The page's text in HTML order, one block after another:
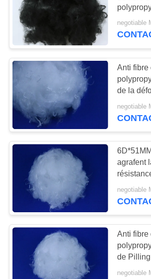
Fibre d'agrafe
visqueuse
Fibre de
conjuguée par
cavité de
l'asphalte
negotiable
Anti fibre
de la
rotation
negotiable
agrafent
negotiable
Anti fibre
de
pour le
negotiable